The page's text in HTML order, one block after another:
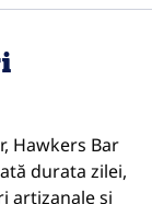
Hawkers Bar
durata zilei,
artizanale și